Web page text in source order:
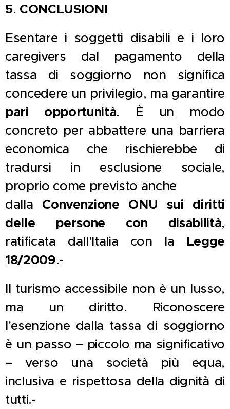
5. CONCLUSIONI
Esentare i soggetti disabili e i loro
caregivers dal pagamento della
tassa di soggiorno non significa
concedere un privilegio, ma garantire
pari opportunità. È un modo
concreto per abbattere una barriera
economica che rischierebbe di
tradursi in esclusione sociale,
proprio come previsto anche
dalla Convenzione ONU sui diritti
delle persone con disabilità,
ratificata dall'Italia con la Legge
18/2009.-
Il turismo accessibile non è un lusso,
ma un diritto. Riconoscere
l'esenzione dalla tassa di soggiorno
è un passo – piccolo ma significativo
– verso una società più equa,
inclusiva e rispettosa della dignità di
tutti.-